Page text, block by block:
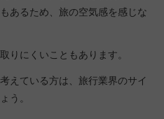
あるため、旅の空気感を感じな
りにくいこともあります。
えている方は、旅行業界のサイ
う。